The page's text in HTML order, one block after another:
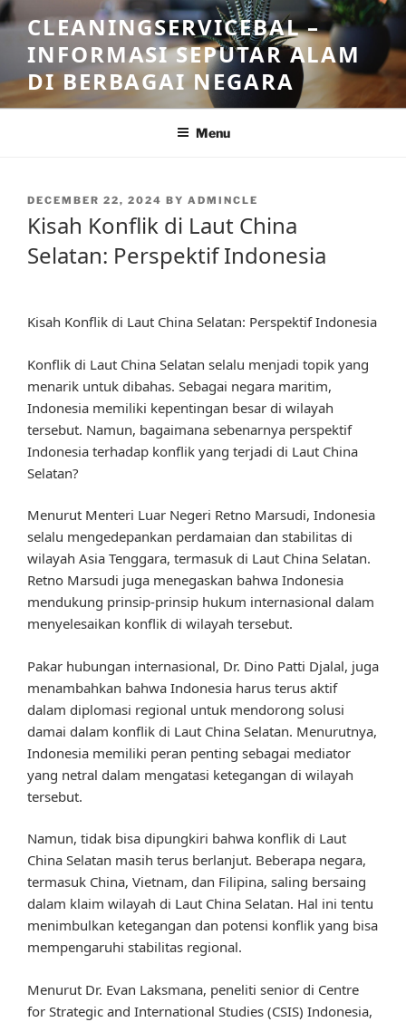
Skip
to
content
CLEANINGSERVICEBAL –
INFORMASI SEPUTAR ALAM
DI BERBAGAI NEGARA
Menu
POSTED
ON
DECEMBER 22, 2024 BY ADMINCLE
Kisah Konflik di Laut China
Selatan: Perspektif Indonesia
Kisah Konflik di Laut China Selatan: Perspektif Indonesia
Konflik di Laut China Selatan selalu menjadi topik yang
menarik untuk dibahas. Sebagai negara maritim,
Indonesia memiliki kepentingan besar di wilayah
tersebut. Namun, bagaimana sebenarnya perspektif
Indonesia terhadap konflik yang terjadi di Laut China
Selatan?
Menurut Menteri Luar Negeri Retno Marsudi, Indonesia
selalu mengedepankan perdamaian dan stabilitas di
wilayah Asia Tenggara, termasuk di Laut China Selatan.
Retno Marsudi juga menegaskan bahwa Indonesia
mendukung prinsip-prinsip hukum internasional dalam
menyelesaikan konflik di wilayah tersebut.
Pakar hubungan internasional, Dr. Dino Patti Djalal, juga
menambahkan bahwa Indonesia harus terus aktif
dalam diplomasi regional untuk mendorong solusi
damai dalam konflik di Laut China Selatan. Menurutnya,
Indonesia memiliki peran penting sebagai mediator
yang netral dalam mengatasi ketegangan di wilayah
tersebut.
Namun, tidak bisa dipungkiri bahwa konflik di Laut
China Selatan masih terus berlanjut. Beberapa negara,
termasuk China, Vietnam, dan Filipina, saling bersaing
dalam klaim wilayah di Laut China Selatan. Hal ini tentu
menimbulkan ketegangan dan potensi konflik yang bisa
mempengaruhi stabilitas regional.
Menurut Dr. Evan Laksmana, peneliti senior di Centre
for Strategic and International Studies (CSIS) Indonesia,